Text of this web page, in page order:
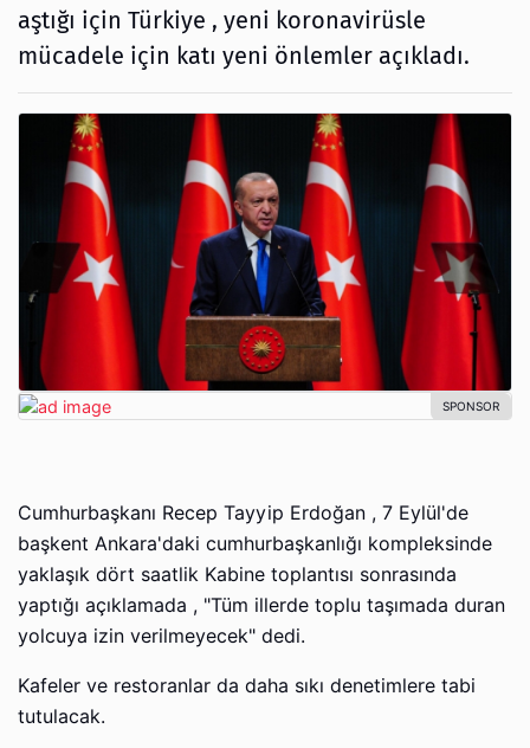
aştığı için Türkiye , yeni koronavirüsle
mücadele için katı yeni önlemler açıkladı.
Cumhurbaşkanı Recep Tayyip Erdoğan , 7 Eylül'de
başkent Ankara'daki cumhurbaşkanlığı kompleksinde
yaklaşık dört saatlik Kabine toplantısı sonrasında
yaptığı açıklamada , "Tüm illerde toplu taşımada duran
yolcuya izin verilmeyecek" dedi.
Kafeler ve restoranlar da daha sıkı denetimlere tabi
tutulacak.